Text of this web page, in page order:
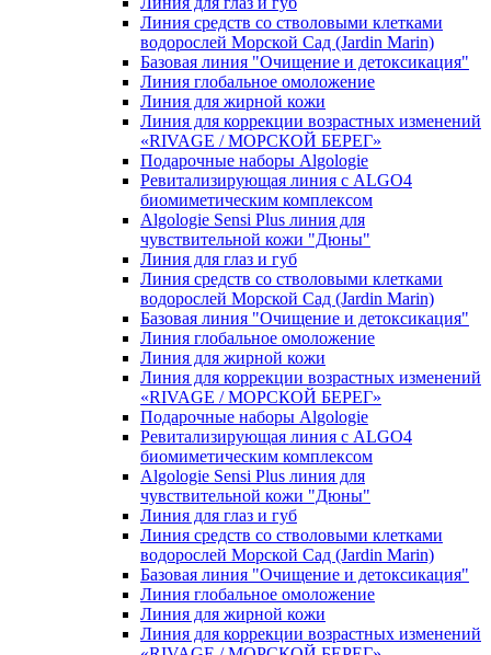
Линия средств со стволовыми клетками
водорослей Морской Сад (Jardin Marin)
Базовая линия "Очищение и детоксикация"
Линия глобальное омоложение
Линия для жирной кожи
Линия для коррекции возрастных изменений
«RIVAGE / МОРСКОЙ БЕРЕГ»
Подарочные наборы Algologie
Ревитализирующая линия с ALGO4
биомиметическим комплексом
Algologie Sensi Plus линия для
чувcтвительной кожи "Дюны"
Линия для глаз и губ
Линия средств со стволовыми клетками
водорослей Морской Сад (Jardin Marin)
Базовая линия "Очищение и детоксикация"
Линия глобальное омоложение
Линия для жирной кожи
Линия для коррекции возрастных изменений
«RIVAGE / МОРСКОЙ БЕРЕГ»
Подарочные наборы Algologie
Ревитализирующая линия с ALGO4
биомиметическим комплексом
Algologie Sensi Plus линия для
чувcтвительной кожи "Дюны"
Линия для глаз и губ
Линия средств со стволовыми клетками
водорослей Морской Сад (Jardin Marin)
Базовая линия "Очищение и детоксикация"
Линия глобальное омоложение
Линия для жирной кожи
Линия для коррекции возрастных изменений